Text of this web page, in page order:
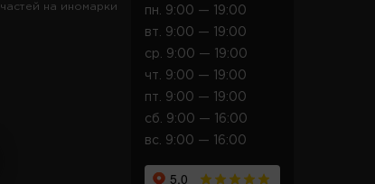
на иномарки
пн. 9:00 — 19:00
вт. 9:00 — 19:00
ср. 9:00 — 19:00
чт. 9:00 — 19:00
пт. 9:00 — 19:00
сб. 9:00 — 16:00
вс. 9:00 — 16:00